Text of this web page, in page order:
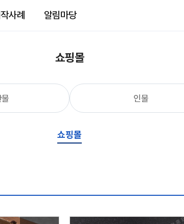
사례 알림마당
쇼핑몰
인물
쇼핑몰